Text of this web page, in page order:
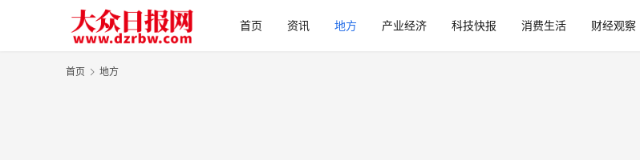
首页 资讯 地方 产业经济 科技快报 消费生活 财经观察
首页 地方